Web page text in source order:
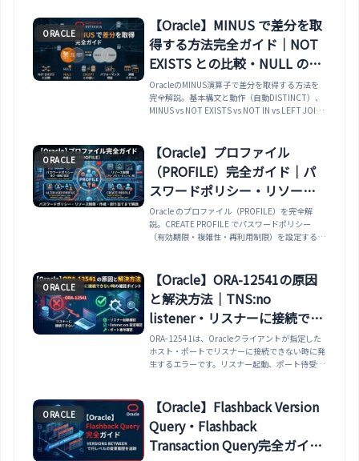
ORACLE
【Oracle】MINUS で差分を取
得する方法完全ガイド｜NOT
EXISTS との比較・NULL の扱
い・EXCEPT・パフォーマン
ス・実務パターンまで解説
OracleのMINUS演算子で差分を取得する方法を
完全解説。基本構文と動作（自動DISTINCT）、
MINUS vs NOT EXISTS vs NOT IN vs LEFT JOIN
3種（UNION/INTERSECT/MINUS）の比較、テー
ブル差分検出・マスタ不整合チェック・データ移
行検証の実務パターンまで網羅。
ORACLE
【Oracle】プロファイル
（PROFILE）完全ガイド｜パ
スワードポリシー・リソース
制限・CREATE PROFILE・
ALTER USER PROFILE まで解
Oracle のプロファイル（PROFILE）を完全解
説。CREATE PROFILE でパスワードポリシー
（有効期限・複雑性・再利用制限）を設定する方
PASSWORD_LOCK_TIME・
PASSWORD_GRACE_TIME・
PASSWORD_LIFETIME の意味と設定方法・セッ
ション数・CPU 時間・アイドルタイムなどのリ
ソース制限を設定する方法・ALTER USER ユーザ
ー名 PROFILE でプロファイルを割り当てる方
法・DBA_PROFILES・DBA_USERS でプロファイ
ル設定を確認する方法まで解説します。
ORACLE
【Oracle】ORA-12541の原因
と解決方法｜TNS:no
listener・リスナーに接続でき
ない時の確認ポイント
ORA-12541は、Oracleクライアントが指定した
ホスト・ポートでリスナーに接続できない時に発
生するエラーです。リスナー起動、ポート待受、
ORACLE
【Oracle】Flashback Version
Query・Flashback
Transaction Query完全ガイド